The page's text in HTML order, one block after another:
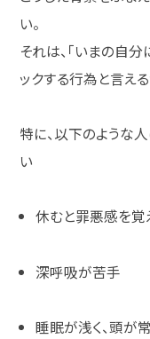
い。
それは、「いまの自
ックする行為と言え
特に、以下のような
い
休むと罪悪感を覚
深呼吸が苦手
睡眠が浅く、頭が